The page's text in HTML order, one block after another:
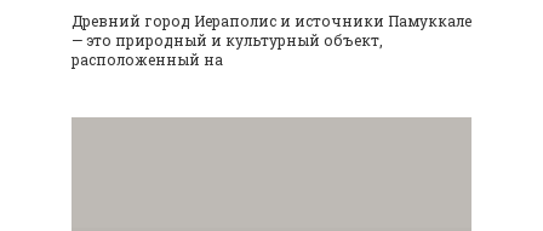
Древний город Иераполис и источники Памуккале
— это природный и культурный объект,
расположенный на